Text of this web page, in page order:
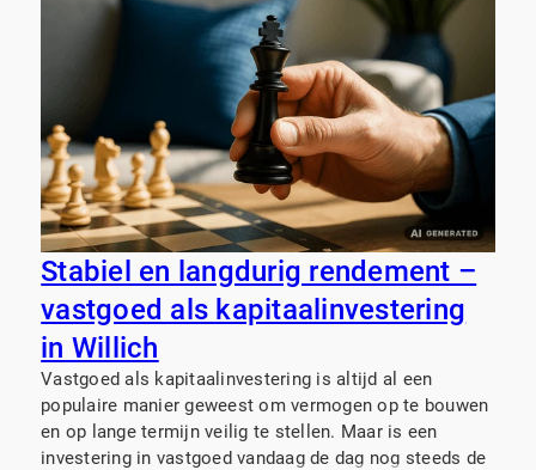
Stabiel en langdurig rendement –
vastgoed als kapitaalinvestering
in Willich
Vastgoed als kapitaalinvestering is altijd al een
populaire manier geweest om vermogen op te bouwen
en op lange termijn veilig te stellen. Maar is een
investering in vastgoed vandaag de dag nog steeds de